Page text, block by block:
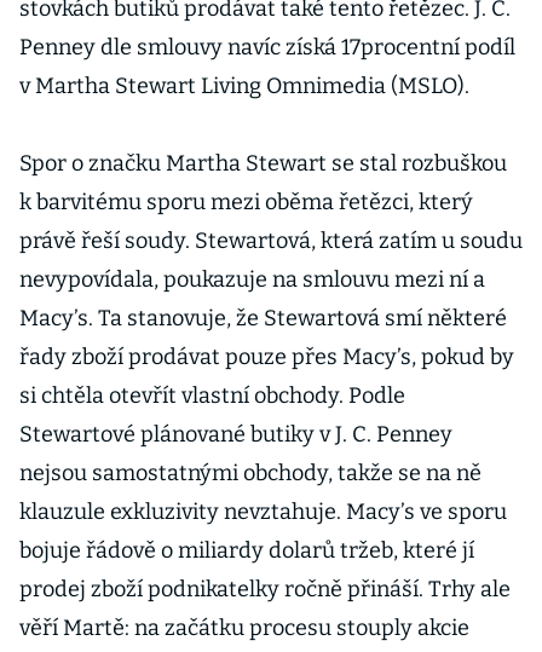
stovkách butiků prodávat také tento řetězec. J. C.
Penney dle smlouvy navíc získá 17procentní podíl
v Martha Stewart Living Omnimedia (MSLO).
Spor o značku Martha Stewart se stal rozbuškou
k barvitému sporu mezi oběma řetězci, který
právě řeší soudy. Stewartová, která zatím u soudu
nevypovídala, poukazuje na smlouvu mezi ní a
Macy’s. Ta stanovuje, že Stewartová smí některé
řady zboží prodávat pouze přes Macy’s, pokud by
si chtěla otevřít vlastní obchody. Podle
Stewartové plánované butiky v J. C. Penney
nejsou samostatnými obchody, takže se na ně
klauzule exkluzivity nevztahuje. Macy’s ve sporu
bojuje řádově o miliardy dolarů tržeb, které jí
prodej zboží podnikatelky ročně přináší. Trhy ale
věří Martě: na začátku procesu stouply akcie